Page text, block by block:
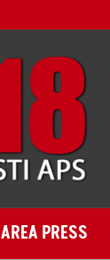
AREA PRESS